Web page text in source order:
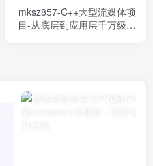
mksz857-C++大型流媒体项
目-从底层到应用层千万级直